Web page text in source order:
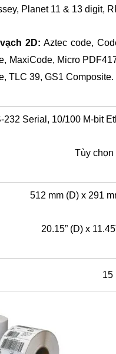
Planet 11 & 13 digit,
vạch 2D:Aztec code,
MaxiCode, Micro
TLC 39, GS1 Composite.
232 Serial, 10/100 M-bit
Tùy
512 mm (D) x 291
20.15” (D) x
15